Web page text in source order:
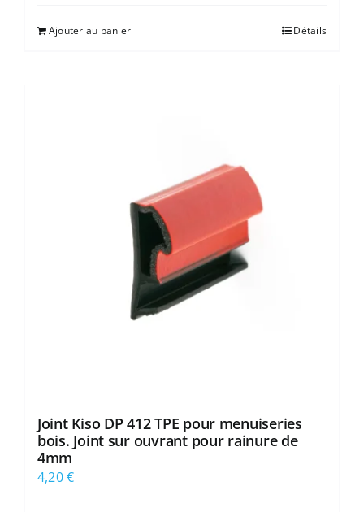
Ajouter au panier Détails
Joint Kiso DP 412 TPE pour menuiseries
bois. Joint sur ouvrant pour rainure de
4mm
4,20€